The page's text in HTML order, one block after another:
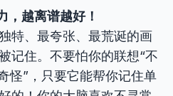
，越离谱越好！
特、最夸张、最荒诞的画
记住。不要怕你的联想“不
怪”，只要它能帮你记住单